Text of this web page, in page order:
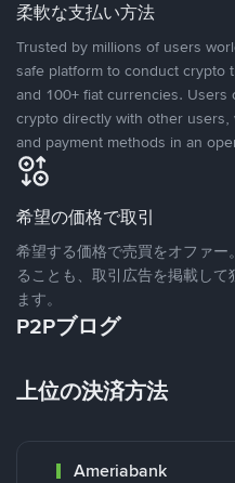
柔軟な支払い方法
Trusted by millions of users
safe platform to conduct crypto
and 100+ fiat currencies. Users
crypto directly with other
and payment methods in an
希望の価格で取引
希望する価格で売買をオファ
ることも、取引広告を掲載し
ます。
P2Pブログ
上位の決済方法
Ameriabank